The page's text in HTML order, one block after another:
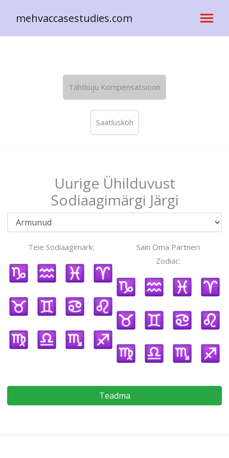
mehvaccasestudies.com
Tähtkuju Kompensatsioon
Saatluskoh
Uurige Ühilduvust
Sodiaagimärgi Järgi
Teie Sodiaagimärk:
Sain Oma Partneri
Zodiac:
Teadma